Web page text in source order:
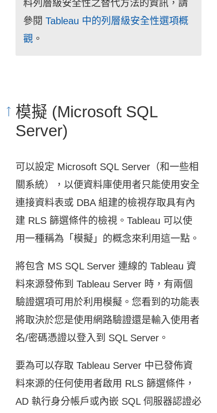
料列層級安全性之替代方法的資訊，請
參閱 Tableau 中的列層級安全性選項概
觀 。
模擬 (Microsoft SQL
Server)
可以設定 Microsoft SQL Server（和一些相
關系統），以便資料庫使用者只能使用安全
連接資料表或 DBA 組建的檢視存取具有內
建 RLS 篩選條件的檢視。Tableau 可以使
用一種稱為「模擬」的概念來利用這一點。
將包含 MS SQL Server 連線的 Tableau 資
料來源發佈到 Tableau Server 時，有兩個
驗證選項可用於利用模擬。您看到的功能表
將取決於您是使用網路驗證還是輸入使用者
名/密碼憑證以登入到 SQL Server。
要為可以存取 Tableau Server 中已發佈資
料來源的任何使用者啟用 RLS 篩選條件，
AD 執行身分帳戶或內嵌 SQL 伺服器認證必